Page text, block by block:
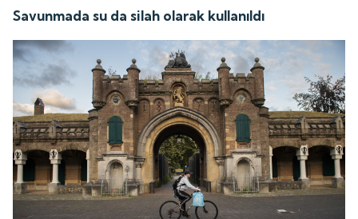
Savunmada su da silah olarak kullanıldı